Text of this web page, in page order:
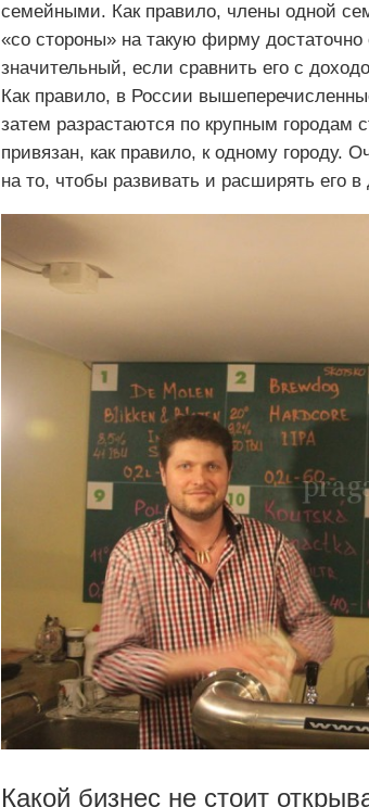
семейными. Как правило, члены одной
«со стороны» на такую фирму
значительный, если сравнить его с
Как правило, в России
затем разрастаются по крупным
привязан, как правило, к одному городу.
на то, чтобы развивать и расширять его в
Какой бизнес не стоит